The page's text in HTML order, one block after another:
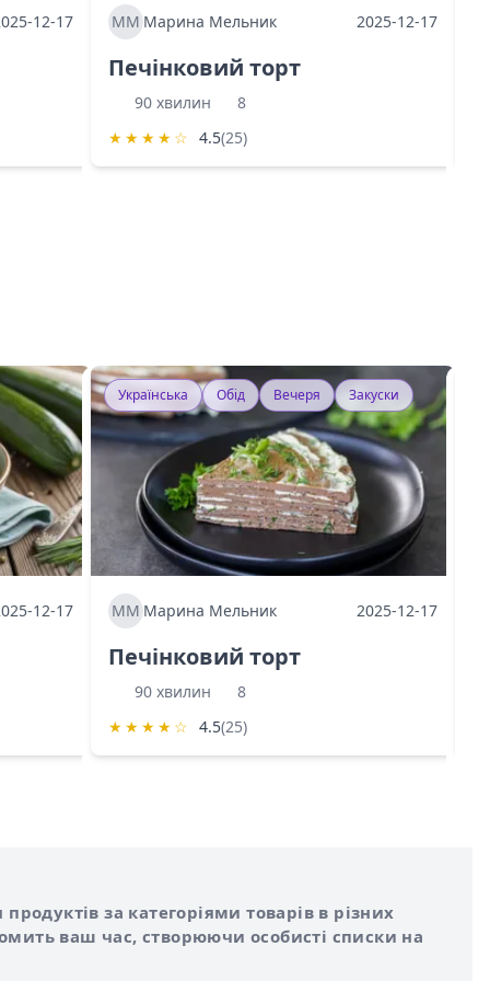
12-17 МММарина Мельник 2025-12-17
Печінковий торт
90 хвилин
8
★ ★ ★ ★ ☆ 4.5(25)
12-17
Українська Обід Вечеря Закуски
МММарина Мельник 2025-12-17
Печінковий торт
90 хвилин
8
★ ★ ★ ★ ☆ 4.5(25)
за категоріями товарів в різних
ваш час, створюючи особисті списки на